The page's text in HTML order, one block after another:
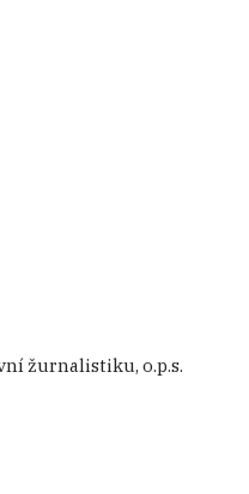
žurnalistiku, o.p.s.